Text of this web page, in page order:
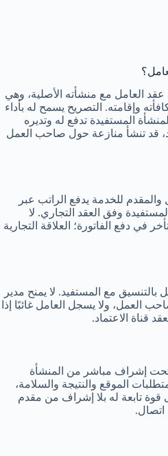
العامل مع منشأته الأصلية، وهي
وإقامته. التصريح يسمح له بأداء
المستفيدة تدفع له وتديره
قد تنشأ منازعة حول صاحب العمل
للخدمة يدفع الراتب عبر
وفق العقد التجاري. لا
في دفع الفاتورة؛ العلاقة التجارية
بالتنسيق مع المستفيد. لا يمنح مدير
العمل، ولا يسجل العامل غائبًا إذا
قناة الاعتماد.
تحت إشراف مباشر من المنشأة
الموقع والنتيجة والسلامة،
قوة تابعة له بلا إشراف من مقدم